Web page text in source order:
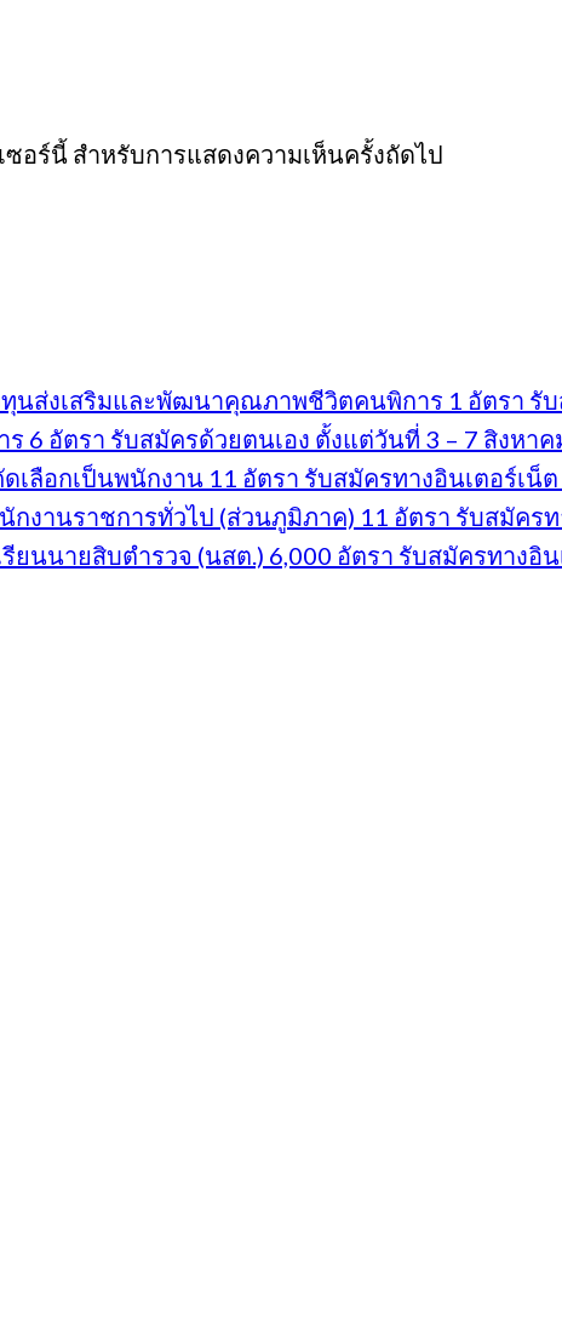
อร์นี้ สำหรับการแสดงความเห็นครั้งถัดไป
นส่งเสริมและพัฒนาคุณภาพชีวิตคนพิการ 1 อัตรา รั
6 อัตรา รับสมัครด้วยตนเอง ตั้งแต่วันที่ 3 – 7 สิงหาค
ลือกเป็นพนักงาน 11 อัตรา รับสมัครทางอินเตอร์เน็
านราชการทั่วไป (ส่วนภูมิภาค) 11 อัตรา รับสมัคร
นนายสิบตำรวจ (นสต.) 6,000 อัตรา รับสมัครทางอิ